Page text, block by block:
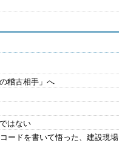
稽古相手」へ
はない
ードを書いて悟った、建設現場